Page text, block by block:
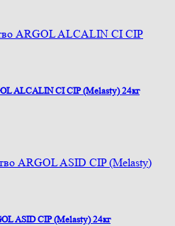
ALCALIN CI CIP (Melasty) 24кг
ASID CIP (Melasty) 24кг